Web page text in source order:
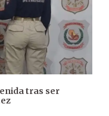
tras ser